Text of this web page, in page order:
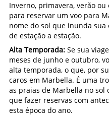
Inverno, primavera, verão
para reservar um voo para
nome do sol que inunda sua
de estação a estação.
Alta Temporada: Se sua
meses de junho e outubro,
alta temporada, o que, por
caros em Marbella. É uma
as praias de Marbella no sol
que fazer reservas com
esta época do ano.